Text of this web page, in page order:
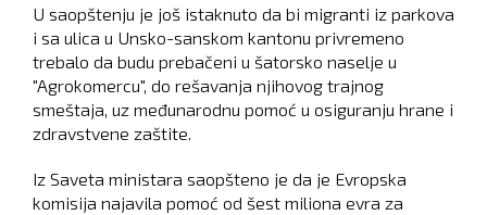
U saopštenju je još istaknuto da bi migranti iz parkova
i sa ulica u Unsko-sanskom kantonu privremeno
trebalo da budu prebačeni u šatorsko naselje u
"Agrokomercu", do rešavanja njihovog trajnog
smeštaja, uz međunarodnu pomoć u osiguranju hrane i
zdravstvene zaštite.
Iz Saveta ministara saopšteno je da je Evropska
komisija najavila pomoć od šest miliona evra za